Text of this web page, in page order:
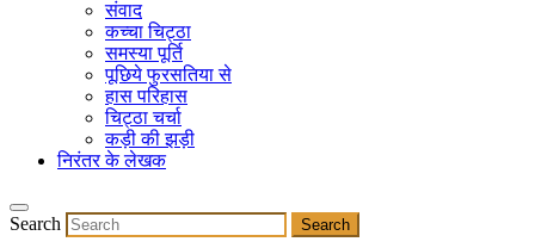
संवाद
कच्चा चिट्ठा
समस्या पूर्ति
पूछिये फुरसतिया से
हास परिहास
चिट्ठा चर्चा
कड़ी की झड़ी
निरंतर के लेखक
Search